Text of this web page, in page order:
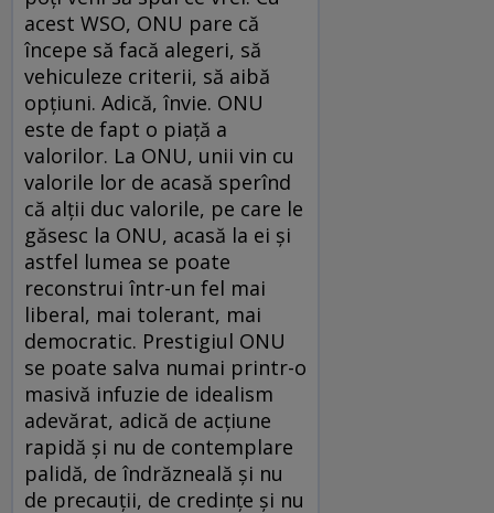
acest WSO, ONU pare că
începe să facă alegeri, să
vehiculeze criterii, să aibă
opţiuni. Adică, învie. ONU
este de fapt o piaţă a
valorilor. La ONU, unii vin cu
valorile lor de acasă sperînd
că alţii duc valorile, pe care le
găsesc la ONU, acasă la ei şi
astfel lumea se poate
reconstrui într-un fel mai
liberal, mai tolerant, mai
democratic. Prestigiul ONU
se poate salva numai printr-o
masivă infuzie de idealism
adevărat, adică de acţiune
rapidă şi nu de contemplare
palidă, de îndrăzneală şi nu
de precauţii, de credinţe şi nu